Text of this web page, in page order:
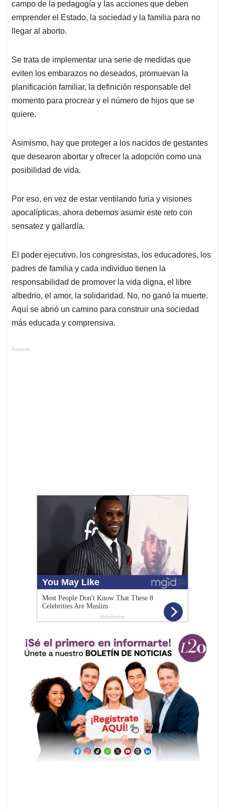
campo de la pedagogía y las acciones que deben
emprender el Estado, la sociedad y la familia para no
llegar al aborto.
Se trata de implementar una serie de medidas que
eviten los embarazos no deseados, promuevan la
planificación familiar, la definición responsable del
momento para procrear y el número de hijos que se
quiere.
Asimismo, hay que proteger a los nacidos de gestantes
que desearon abortar y ofrecer la adopción como una
posibilidad de vida.
Por eso, en vez de estar ventilando furia y visiones
apocalípticas, ahora debemos asumir este reto con
sensatez y gallardía.
El poder ejecutivo, los congresistas, los educadores, los
padres de familia y cada individuo tienen la
responsabilidad de promover la vida digna, el libre
albedrio, el amor, la solidaridad. No, no ganó la muerte.
Aquí se abrió un camino para construir una sociedad
más educada y comprensiva.
Anuncios.